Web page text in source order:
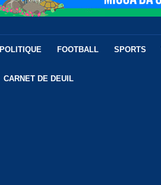
POLITIQUE FOOTBALL SPORTS
CARNET DE DEUIL